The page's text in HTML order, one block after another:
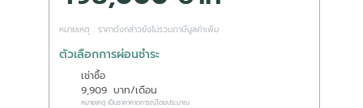
หมายเหตุ : ราคาดังกล่าวยังไม่รวมภาษีมูลค่าเพิ่ม
ตัวเลือกการผ่อนชำระ
เช่าซื้อ
9,909 บาท/เดือน
หมายเหตุ เป็นราคาคาดการณ์โดยประมาณ